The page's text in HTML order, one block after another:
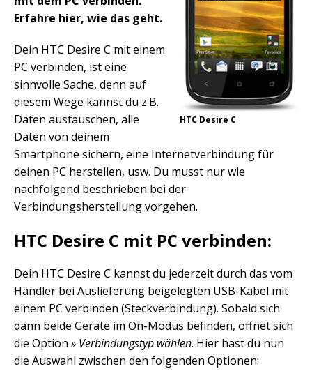
HTC Desire C
Erfahre hier, wie das geht.
Dein HTC Desire C mit einem
PC verbinden, ist eine
sinnvolle Sache, denn auf
diesem Wege kannst du z.B.
Daten austauschen, alle
Daten von deinem
Smartphone sichern, eine Internetverbindung für
deinen PC herstellen, usw. Du musst nur wie
nachfolgend beschrieben bei der
Verbindungsherstellung vorgehen.
HTC Desire C mit PC verbinden:
Dein HTC Desire C kannst du jederzeit durch das vom
Händler bei Auslieferung beigelegten USB-Kabel mit
einem PC verbinden (Steckverbindung). Sobald sich
dann beide Geräte im On-Modus befinden, öffnet sich
die Option » Verbindungstyp wählen. Hier hast du nun
die Auswahl zwischen den folgenden Optionen: